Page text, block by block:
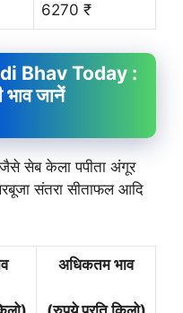
6270 ₹
Bhav Today :
जानें
सेब केला पपीता अंगूर
संतरा सीताफल आदि
अधिकतम भाव